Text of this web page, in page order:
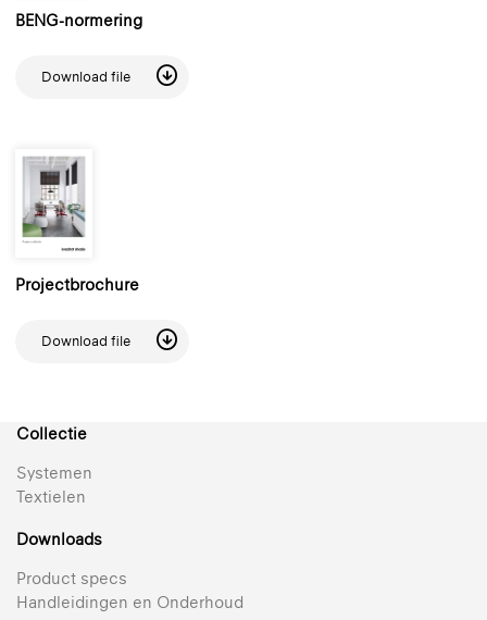
BENG-normering
Download file
Projectbrochure
Download file
Collectie
Systemen
Textielen
Downloads
Product specs
Handleidingen en Onderhoud